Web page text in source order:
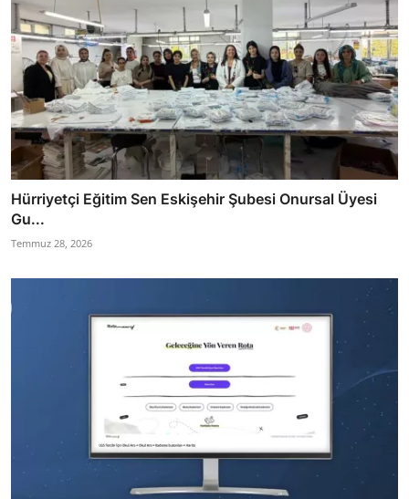
Hürriyetçi Eğitim Sen Eskişehir Şubesi Onursal Üyesi
Gu...
Temmuz 28, 2026